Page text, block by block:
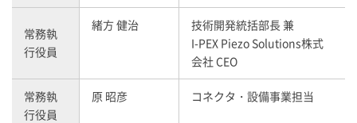
常務執
行役員
緒方 健治
技術開発統括部長 兼
I-PEX Piezo Solutions株式
会社 CEO
常務執
行役員
原 昭彦 コネクタ・設備事業担当